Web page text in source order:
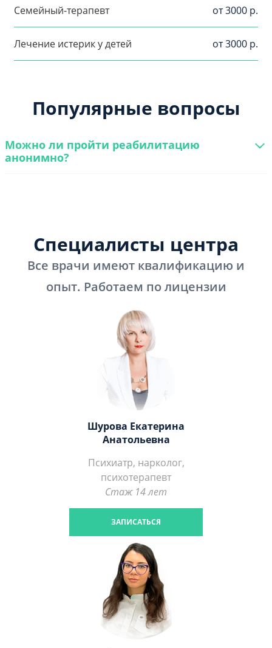
Семейный-терапевт от 3000 р.
Лечение истерик у детей от 3000 р.
Популярные вопросы
Можно ли пройти реабилитацию
анонимно?
Специалисты центра
Все врачи имеют квалификацию и
опыт. Работаем по лицензии
Шурова Екатерина
Анатольевна
Психиатр, нарколог,
психотерапевт
Стаж 14 лет
ЗАПИСАТЬСЯ